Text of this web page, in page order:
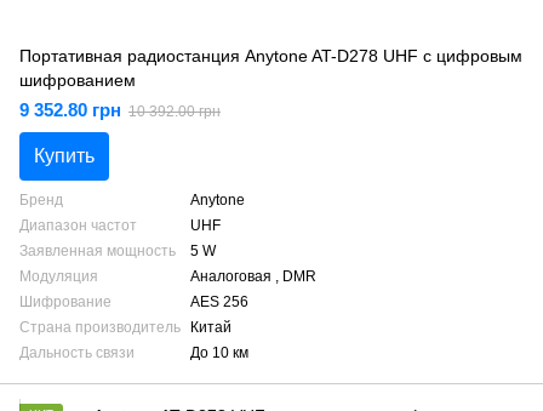
Портативная радиостанция Anytone AT-D278 UHF с цифровым
шифрованием
9 352.80 грн 10 392.00 грн
Купить
Бренд
Anytone
Диапазон частот
UHF
Заявленная мощность
5 W
Модуляция
Аналоговая , DMR
Шифрование
AES 256
Страна производитель
Китай
Дальность связи
До 10 км